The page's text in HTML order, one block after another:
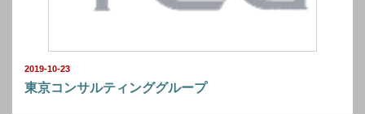
2019-10-23
東京コンサルティンググループ